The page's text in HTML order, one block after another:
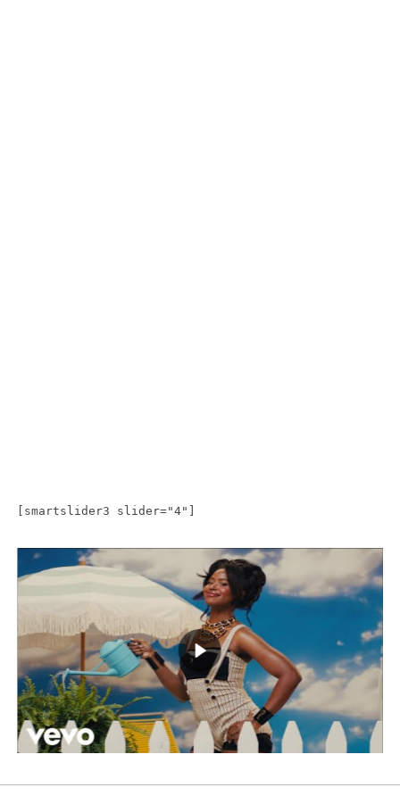
[smartslider3 slider="4"]